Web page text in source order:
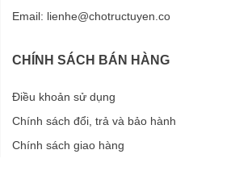
Email: lienhe@chotructuyen.co
CHÍNH SÁCH BÁN HÀNG
Điều khoản sử dụng
Chính sách đổi, trả và bảo hành
Chính sách giao hàng